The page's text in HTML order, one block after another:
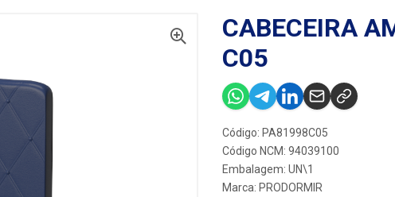
CABECEIRA
C05
Código: PA81998C05
Código NCM: 94039100
Embalagem: UN\1
Marca: PRODORMIR